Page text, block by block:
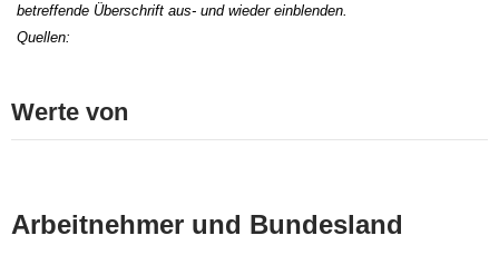
betreffende Überschrift aus- und wieder einblenden.
Quellen:
Werte von
Arbeitnehmer und Bundesland